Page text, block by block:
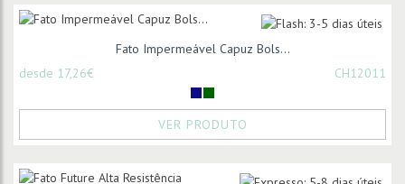
Fato Impermeável Capuz Bols...
desde 17,26€
CH12011
VER PRODUTO